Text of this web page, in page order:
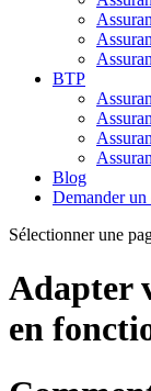
BTP
Blog
Demander un
Sélectionner une
Adapter
en